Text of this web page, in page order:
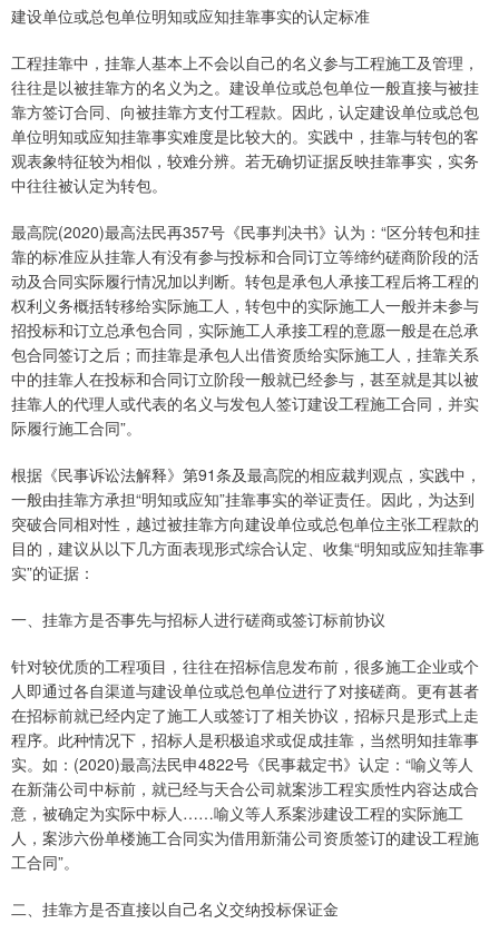
建设单位或总包单位明知或应知挂靠事实的认定标准
工程挂靠中，挂靠人基本上不会以自己的名义参与工程施工及管理，
往往是以被挂靠方的名义为之。建设单位或总包单位一般直接与被挂
靠方签订合同、向被挂靠方支付工程款。因此，认定建设单位或总包
单位明知或应知挂靠事实难度是比较大的。实践中，挂靠与转包的客
观表象特征较为相似，较难分辨。若无确切证据反映挂靠事实，实务
中往往被认定为转包。
最高院(2020)最高法民再357号《民事判决书》认为：“区分转包和挂
靠的标准应从挂靠人有没有参与投标和合同订立等缔约磋商阶段的活
动及合同实际履行情况加以判断。转包是承包人承接工程后将工程的
权利义务概括转移给实际施工人，转包中的实际施工人一般并未参与
招投标和订立总承包合同，实际施工人承接工程的意愿一般是在总承
包合同签订之后；而挂靠是承包人出借资质给实际施工人，挂靠关系
中的挂靠人在投标和合同订立阶段一般就已经参与，甚至就是其以被
挂靠人的代理人或代表的名义与发包人签订建设工程施工合同，并实
际履行施工合同”。
根据《民事诉讼法解释》第91条及最高院的相应裁判观点，实践中，
一般由挂靠方承担“明知或应知”挂靠事实的举证责任。因此，为达到
突破合同相对性，越过被挂靠方向建设单位或总包单位主张工程款的
目的，建议从以下几方面表现形式综合认定、收集“明知或应知挂靠事
实”的证据：
一、挂靠方是否事先与招标人进行磋商或签订标前协议
针对较优质的工程项目，往往在招标信息发布前，很多施工企业或个
人即通过各自渠道与建设单位或总包单位进行了对接磋商。更有甚者
在招标前就已经内定了施工人或签订了相关协议，招标只是形式上走
程序。此种情况下，招标人是积极追求或促成挂靠，当然明知挂靠事
实。如：(2020)最高法民申4822号《民事裁定书》认定：“喻义等人
在新蒲公司中标前，就已经与天合公司就案涉工程实质性内容达成合
意，被确定为实际中标人……喻义等人系案涉建设工程的实际施工
人，案涉六份单楼施工合同实为借用新蒲公司资质签订的建设工程施
工合同”。
二、挂靠方是否直接以自己名义交纳投标保证金